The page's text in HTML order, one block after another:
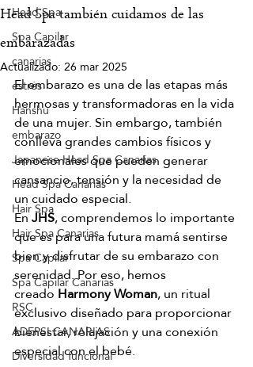
Head Spa
Spa Capilar
canarias
estrés
Hanshu
embarazo
Japanese Head Spa Canarias
Head Spa Canarias
Hair Spa
Hair Spa Canarias
Spa Capilar
Spa Capilar Canarias
RSC
ADEPSI CANARIAS
Diversidad funcional
Head Spa también cuidamos de las
embarazadas
Actualizado:26 mar 2025
El embarazo es una de las etapas más
hermosas y transformadoras en la vida
de una mujer. Sin embargo, también
conlleva grandes cambios físicos y
emocionales que pueden generar
cansancio, tensión y la necesidad de
un cuidado especial.
En JHS, comprendemos lo importante
que es para una futura mamá sentirse
bien y disfrutar de su embarazo con
serenidad. Por eso, hemos
creado Harmony Woman, un ritual
exclusivo diseñado para proporcionar
bienestar, relajación y una conexión
especial con el bebé.